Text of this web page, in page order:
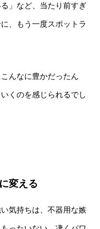
」など、当たり前すぎ
、もう一度スポットラ
んなに豊かだったん
くのを感じられるでし
変える
気持ちは、不器用な嫉